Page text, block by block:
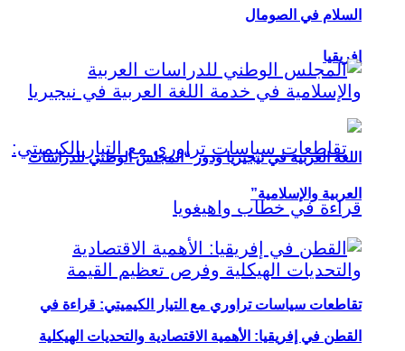
إفريقيا
تقاطعات سياسات تراوري مع التيار الكيميتي: قراءة في
السلام في الصومال
اللغة العربية في نيجيريا ودور “المجلس الوطني للدراسات
العربية والإسلامية”
القطن في إفريقيا: الأهمية الاقتصادية والتحديات الهيكلية